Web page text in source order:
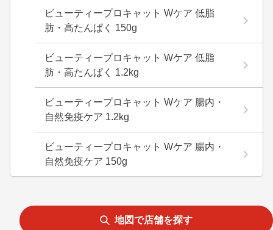
ビューティープロキャット Wケア 低脂
肪・高たんぱく 150g
ビューティープロキャット Wケア 低脂
肪・高たんぱく 1.2kg
ビューティープロキャット Wケア 腸内・
自然免疫ケア 1.2kg
ビューティープロキャット Wケア 腸内・
自然免疫ケア 150g
地図で店舗を探す